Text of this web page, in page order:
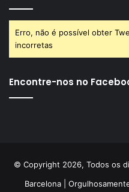
Erro, não é possível obter
incorretas
Encontre-nos no
© Copyright 2026, Todos os
Barcelona|